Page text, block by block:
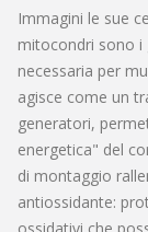
Immagini le sue
mitocondri sono i
necessaria per
agisce come un
generatori,
energetica" del
di montaggio
antiossidante:
ossidativi che